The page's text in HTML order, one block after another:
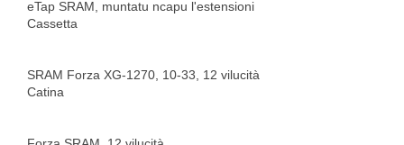
eTap SRAM, muntatu ncapu l'estensioni
Cassetta
SRAM Forza XG-1270, 10-33, 12 vilucità
Catina